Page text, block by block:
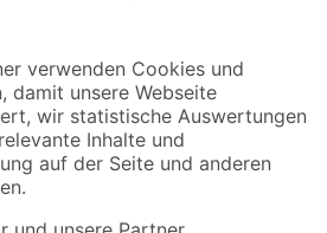
und Aktionen mehr verpassen!